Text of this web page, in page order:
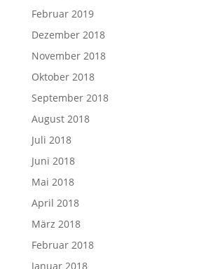
Februar 2019
Dezember 2018
November 2018
Oktober 2018
September 2018
August 2018
Juli 2018
Juni 2018
Mai 2018
April 2018
März 2018
Februar 2018
Januar 2018